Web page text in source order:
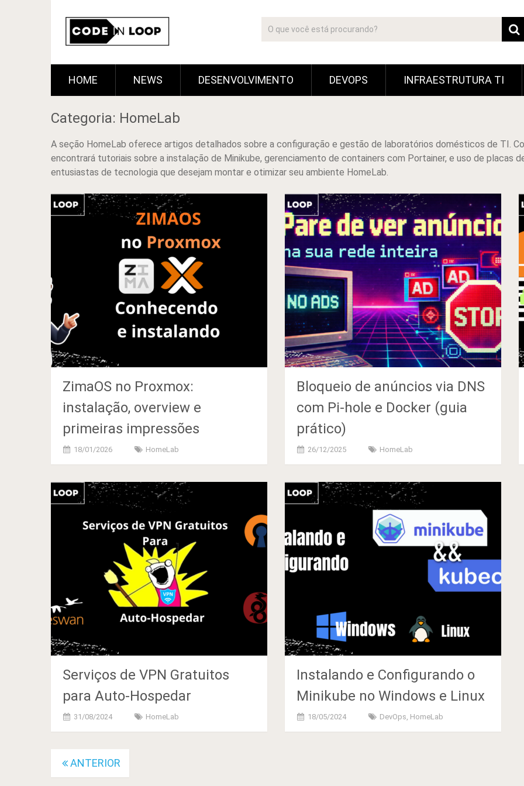
HOME NEWS DESENVOLVIMENTO DEVOPS INFRAESTRUTURA TI
Categoria: HomeLab
A seção HomeLab oferece artigos detalhados sobre a configuração e gestão de laboratórios domésticos de TI.
encontrará tutoriais sobre a instalação de Minikube, gerenciamento de containers com Portainer, e uso de placas
entusiastas de tecnologia que desejam montar e otimizar seu ambiente HomeLab.
ZimaOS no Proxmox:
instalação, overview e
primeiras impressões
18/01/2026 HomeLab
Bloqueio de anúncios via DNS
com Pi-hole e Docker (guia
prático)
26/12/2025 HomeLab
Serviços de VPN Gratuitos
para Auto-Hospedar
31/08/2024 HomeLab
Instalando e Configurando o
Minikube no Windows e Linux
18/05/2024 DevOps HomeLab
Navegação
ANTERIOR